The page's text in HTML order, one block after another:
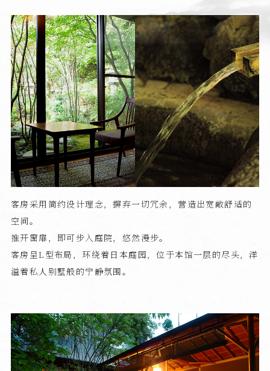
客房采用简约设计理念，摒弃一切冗余，营造出宽敞舒适的
空间。
推开窗扉，即可步入庭院，悠然漫步。
客房呈L型布局，环绕着日本庭园，位于本馆一层的尽头，洋
溢着私人别墅般的宁静氛围。